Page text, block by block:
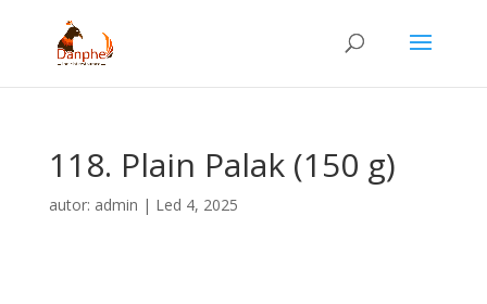
118. Plain Palak (150 g)
autor: admin | Led 4, 2025